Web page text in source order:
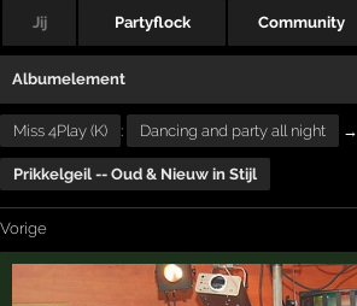
Jij Partyflock Community
Albumelement
Miss 4Play (K) : Dancing and party all night →
Prikkelgeil -- Oud & Nieuw in Stijl
Vorige